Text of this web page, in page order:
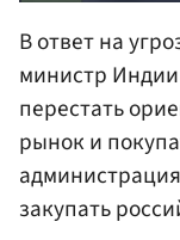
В ответ на
министр
перестать
рынок и
закупать